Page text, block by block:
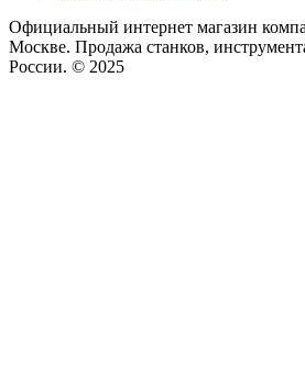
Официальный интернет магазин
Москве. Продажа станков,
России. © 2025